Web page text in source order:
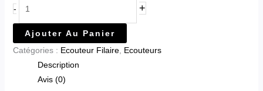
- +
Ajouter Au Panier
Catégories : Ecouteur Filaire, Ecouteurs
Description
Avis (0)